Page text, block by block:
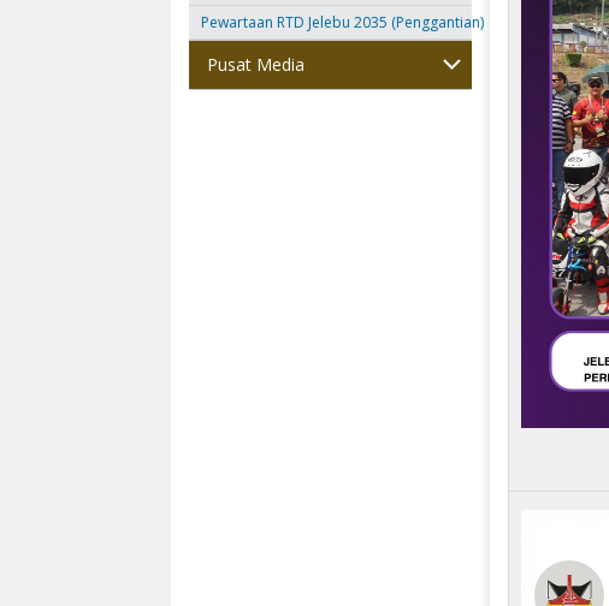
Pewartaan RTD Jelebu 2035 (Penggantian)
Pusat Media